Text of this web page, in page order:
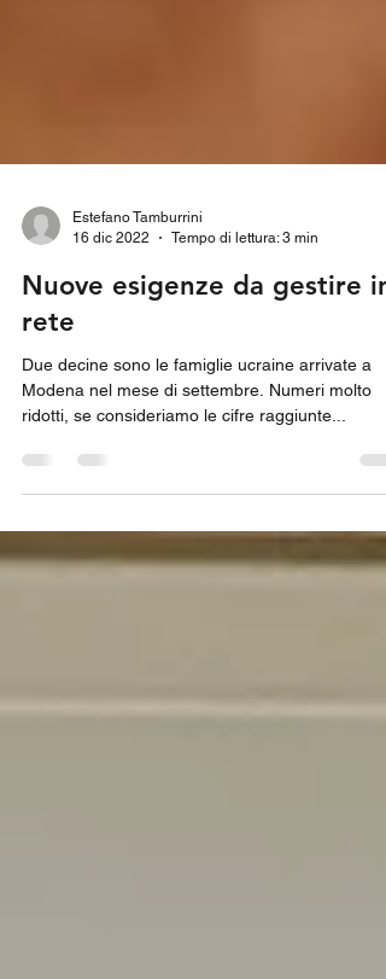
16 dic 2022
Tempo di lettura: 3 min
Nuove esigenze da gestire in
rete
Modena nel mese di settembre. Numeri molto
ridotti, se consideriamo le cifre raggiunte...